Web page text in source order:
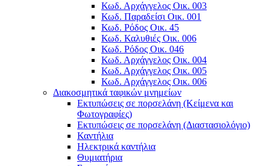
Κωδ. Αρχάγγελος Οικ. 003
Κωδ. Παραδείσι Οικ. 001
Κωδ. Ρόδος Οικ. 45
Κωδ. Καλυθιές Οικ. 006
Κωδ. Ρόδος Οικ. 046
Κωδ. Αρχάγγελος Οικ. 004
Κωδ. Αρχάγγελος Οικ. 005
Κωδ. Αρχάγγελος Οικ. 006
Διακοσμητικά ταφικών μνημείων
Εκτυπώσεις σε πορσελάνη (Κείμενα και
Φωτογραφίες)
Εκτυπώσεις σε πορσελάνη (Διαστασιολόγιο)
Καντήλια
Ηλεκτρικά καντήλια
Θυμιατήρια